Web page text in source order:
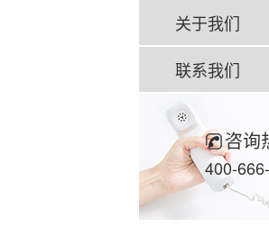
关于我们
联系我们
咨询
400-